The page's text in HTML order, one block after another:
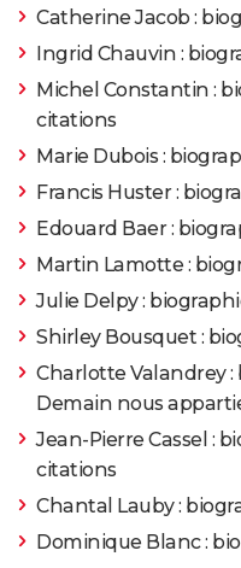
Catherine Jacob :
Ingrid Chauvin :
Michel Constantin :
citations
Marie Dubois :
Francis Huster :
Edouard Baer :
Martin Lamotte :
Julie Delpy :
Shirley Bousquet :
Charlotte Valandrey
Demain nous
Jean-Pierre Cassel :
citations
Chantal Lauby :
Dominique Blanc :